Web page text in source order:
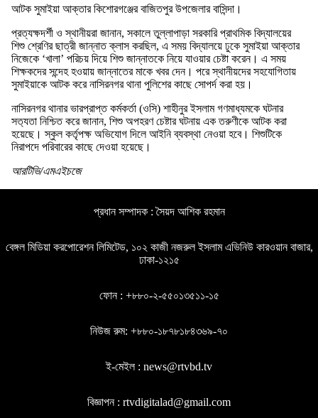
আটক সুমাইয়া আক্তার কিশোরগঞ্জের বাজিতপুর উপজেলার বাসিন্দা।
প্রত্যক্ষদর্শী ও স্থানীয়রা জানান, সকালে তুল্লাপাড়া সরকারি প্রাথমিক বিদ্যালয়ের
শিশু শ্রেণির ছাত্রী জান্নাত ক্লাস করছিল, এ সময় বিদ্যালয়ে ঢুকে সুমাইয়া আক্তার
নিজেকে ‘খালা’ পরিচয় দিয়ে শিশু জান্নাতকে নিয়ে যাওয়ার চেষ্টা করেন। এ সময়
শিক্ষকদের সন্দেহ হওয়ায় জান্নাতের মাকে খবর দেন। পরে স্থানীয়দের সহযোগিতায়
সুমাইয়াকে আটক করে নাসিরনগর থানা পুলিশের কাছে সোপর্দ করা হয়।
নাসিরনগর থানার ভারপ্রাপ্ত কর্মকর্তা (ওসি) শাহীনুর ইসলাম গণমাধ্যমকে ঘটনার
সত‍্যতা নিশ্চিত করে জানান, শিশু অপহরণ চেষ্টার ঘটনায় এক তরুণীকে আটক করা
হয়েছে। স্কুল কর্তৃপক্ষ অভিযোগ দিলে আইনি ব্যবস্থা নেওয়া হবে। শিশুটিকে
নিরাপদে পরিবারের কাছে দেওয়া হয়েছে।
আরটিভি/এমএইচজে
প্রধান সম্পাদক : সৈয়দ আশিক রহমান
বেঙ্গল মিডিয়া করপোরেশন লিমিটেড, ১০২ কাজী নজরুল ইসলাম এভিনিউ কারওয়ান বাজার,
ঢাকা-১২১৫
ফোন : +৮৮০-২-৫৫০১৩৫১১-১৫
নিউজ রুম: +৮৮০-১৮৭৮১৮৪৩৬৯-৭০
ই-মেইল : news@rtvbd.tv
বিজ্ঞাপন : rtvdigitalad@gmail.com